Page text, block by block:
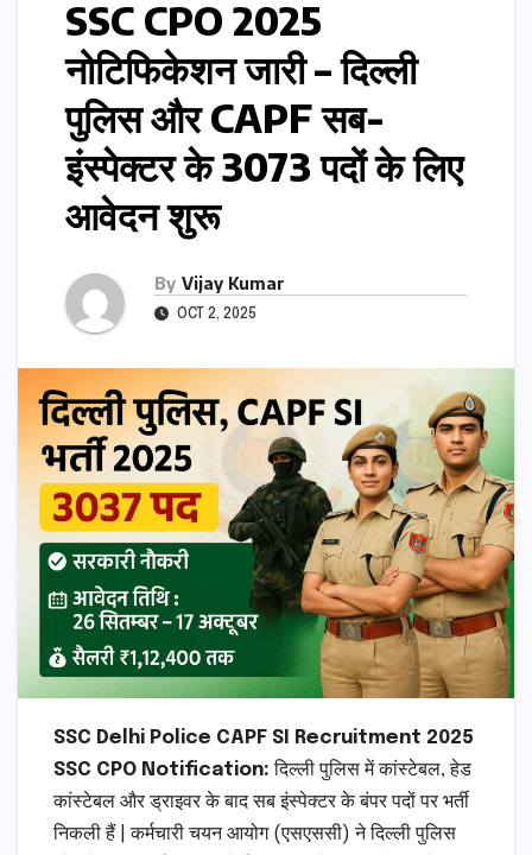
SSC CPO 2025
नोटिफिकेशन जारी – दिल्ली
पुलिस और CAPF सब-
इंस्पेक्टर के 3073 पदों के लिए
आवेदन शुरू
By Vijay Kumar
OCT 2, 2025
SSC Delhi Police CAPF SI Recruitment 2025
SSC CPO Notification: दिल्ली पुलिस में कांस्टेबल, हेड
कांस्टेबल और ड्राइवर के बाद सब इंस्पेक्टर के बंपर पदों पर भर्ती
निकली हैं | कर्मचारी चयन आयोग (एसएससी) ने दिल्ली पुलिस